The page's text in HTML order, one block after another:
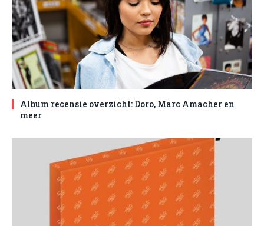
Album recensie overzicht: Doro, Marc Amacher en
meer